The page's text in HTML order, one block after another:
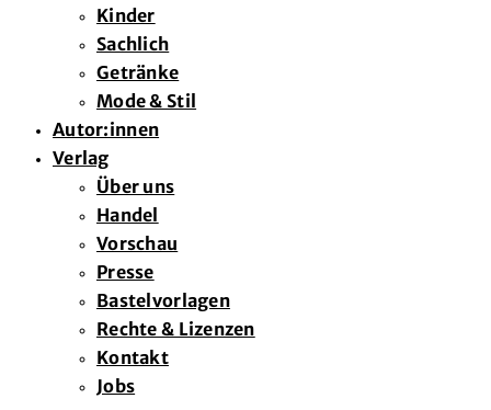
Kinder
Sachlich
Getränke
Mode & Stil
Autor:innen
Verlag
Über uns
Handel
Vorschau
Presse
Bastelvorlagen
Rechte & Lizenzen
Kontakt
Jobs